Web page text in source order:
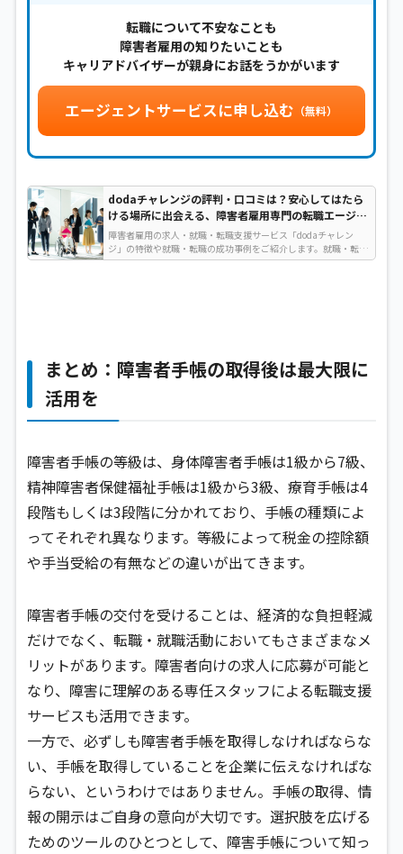
転職について不安なことも
障害者雇用の知りたいことも
キャリアドバイザーが親身にお話をうかがいます
エージェントサービスに申し込む （無料）
dodaチャレンジの評判・口コミは？安心してはたら
ける場所に出会える、障害者雇用専門の転職エージェ
ント
障害者雇用の求人・就職・転職支援サービス「dodaチャレン
ジ」の特徴や就職・転職の成功事例をご紹介します。就職・転職
でお悩みを抱えている障害者の方は、ぜひ参考にしてみてくださ
まとめ：障害者手帳の取得後は最大限に
活用を
障害者手帳の等級は、身体障害者手帳は1級から7級、
精神障害者保健福祉手帳は1級から3級、療育手帳は4
段階もしくは3段階に分かれており、手帳の種類によ
ってそれぞれ異なります。等級によって税金の控除額
や手当受給の有無などの違いが出てきます。
障害者手帳の交付を受けることは、経済的な負担軽減
だけでなく、転職・就職活動においてもさまざまなメ
リットがあります。障害者向けの求人に応募が可能と
なり、障害に理解のある専任スタッフによる転職支援
サービスも活用できます。
一方で、必ずしも障害者手帳を取得しなければならな
い、手帳を取得していることを企業に伝えなければな
らない、というわけではありません。手帳の取得、情
報の開示はご自身の意向が大切です。選択肢を広げる
ためのツールのひとつとして、障害手帳について知っ